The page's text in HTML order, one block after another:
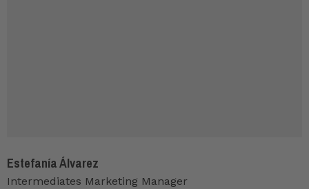
Estefanía Álvarez
Intermediates Marketing Manager